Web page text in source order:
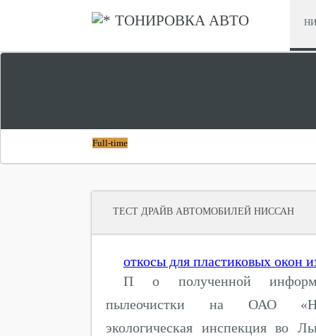
ТОНИРОВКА АВТО
Full-time
ТЕСТ ДРАЙВ АВТОМОБИЛЕЙ НИССАН
откосы для пластиковых окон
П о полученной
пылеочистки на ОАО
экологическая инспекция во